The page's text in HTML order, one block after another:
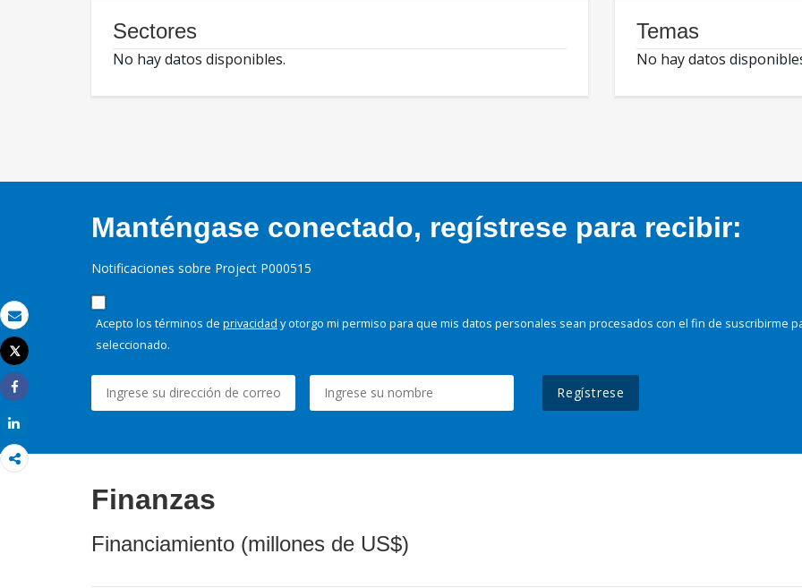
Correo electrónico
Imprimir
Tweet
Share
Sectores
No hay datos disponibles.
Temas
No hay datos
Manténgase conectado, regístrese para recibir:
Notificaciones sobre Project P000515
Acepto los términos de privacidad y otorgo mi permiso para que mis datos personales sean procesados con el fin de suscribirme
seleccionado.
Regístrese
Finanzas
Financiamiento (millones de US$)